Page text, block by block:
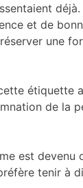
déjà.
et de
une
étiquette a
de la
est devenu
tenir à